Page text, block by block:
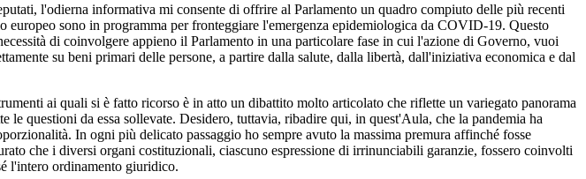
l'odierna informativa mi consente di offrire al Parlamento un quadro compiuto delle più recenti
sono in programma per fronteggiare l'emergenza epidemiologica da COVID-19. Questo
di coinvolgere appieno il Parlamento in una particolare fase in cui l'azione di Governo, vuoi
su beni primari delle persone, a partire dalla salute, dalla libertà, dall'iniziativa economica e dal
ai quali si è fatto ricorso è in atto un dibattito molto articolato che riflette un variegato panorama
questioni da essa sollevate. Desidero, tuttavia, ribadire qui, in quest'Aula, che la pandemia ha
In ogni più delicato passaggio ho sempre avuto la massima premura affinché fosse
che i diversi organi costituzionali, ciascuno espressione di irrinunciabili garanzie, fossero coinvolti
l'intero ordinamento giuridico.